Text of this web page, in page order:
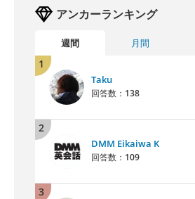
アンカーランキング
週間 月間
1
Taku
回答数： 138
2
DMM Eikaiwa K
回答数： 109
3